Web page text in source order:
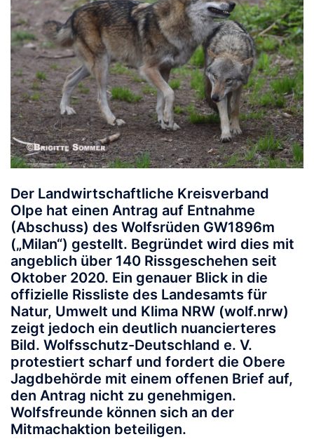
Der Landwirtschaftliche Kreisverband
Olpe hat einen Antrag auf Entnahme
(Abschuss) des Wolfsrüden GW1896m
(„Milan“) gestellt. Begründet wird dies mit
angeblich über 140 Rissgeschehen seit
Oktober 2020. Ein genauer Blick in die
offizielle Rissliste des Landesamts für
Natur, Umwelt und Klima NRW (wolf.nrw)
zeigt jedoch ein deutlich nuancierteres
Bild. Wolfsschutz-Deutschland e. V.
protestiert scharf und fordert die Obere
Jagdbehörde mit einem offenen Brief auf,
den Antrag nicht zu genehmigen.
Wolfsfreunde können sich an der
Mitmachaktion beteiligen.